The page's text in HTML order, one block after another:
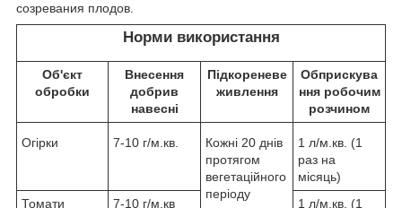
созревания плодов.
Норми використання
Об'єкт
обробки
Внесення
добрив
навесні
Підкореневе
живлення
Обприскува
ння робочим
розчином
Огірки 7-10 г/м.кв.
Кожні 20 днів
протягом
вегетаційного
періоду
1 л/м.кв. (1
раз на
місяць)
Томати
7-10 г/м.кв
1 л/м.кв. (1